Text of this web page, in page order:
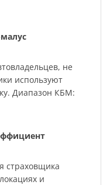
не
используют
Диапазон КБМ:
страховщика
и